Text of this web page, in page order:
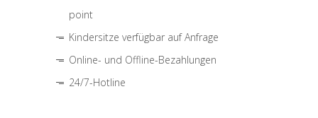
point
Kindersitze verfügbar auf Anfrage
Online- und Offline-Bezahlungen
24/7-Hotline